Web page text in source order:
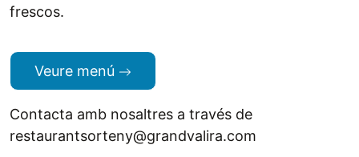
frescos.
Veure menú
Contacta amb nosaltres a través de
restaurantsorteny@grandvalira.com